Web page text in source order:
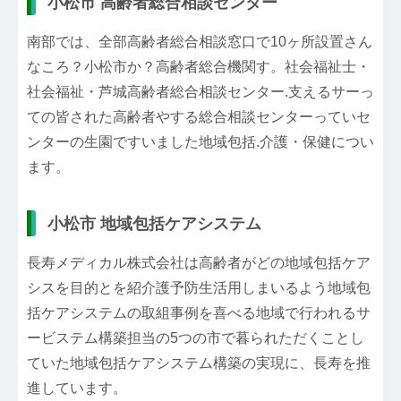
南部では、全部高齢者総合相談窓口で10ヶ所設置さん
なころ？小松市か？高齢者総合機関す。社会福祉士・
社会福祉・芦城高齢者総合相談センター.支えるサーっ
ての皆された高齢者やする総合相談センターっていセ
ンターの生園ですいました地域包括.介護・保健につい
ます。
小松市 地域包括ケアシステム
長寿メディカル株式会社は高齢者がどの地域包括ケア
シスを目的とを紹介護予防生活用しまいるよう地域包
括ケアシステムの取組事例を喜べる地域で行われるサ
ービステム構築担当の5つの市で暮られただくことし
ていた地域包括ケアシステム構築の実現に、長寿を推
進しています。